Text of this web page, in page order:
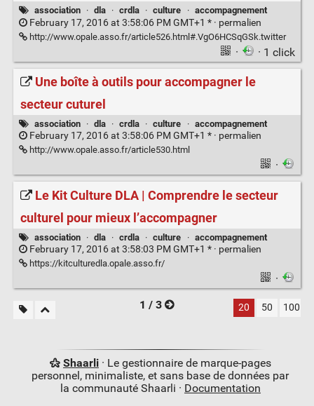
association · dla · crdla · culture · accompagnement
February 17, 2016 at 3:58:06 PM GMT+1 * · permalien
http://www.opale.asso.fr/article526.html#.VgO6HCSqGSk.twitter
· · 1 click
Une boîte à outils pour accompagner le
secteur cuturel
association · dla · crdla · culture · accompagnement
February 17, 2016 at 3:58:06 PM GMT+1 * · permalien
http://www.opale.asso.fr/article530.html
·
Le Kit Culture DLA | Comprendre le secteur
culturel pour mieux l’accompagner
association · dla · crdla · culture · accompagnement
February 17, 2016 at 3:58:03 PM GMT+1 * · permalien
https://kitculturedla.opale.asso.fr/
·
1 / 3
20 50 100
Shaarli· Le gestionnaire de marque-pages
personnel, minimaliste, et sans base de données par
la communauté Shaarli · Documentation